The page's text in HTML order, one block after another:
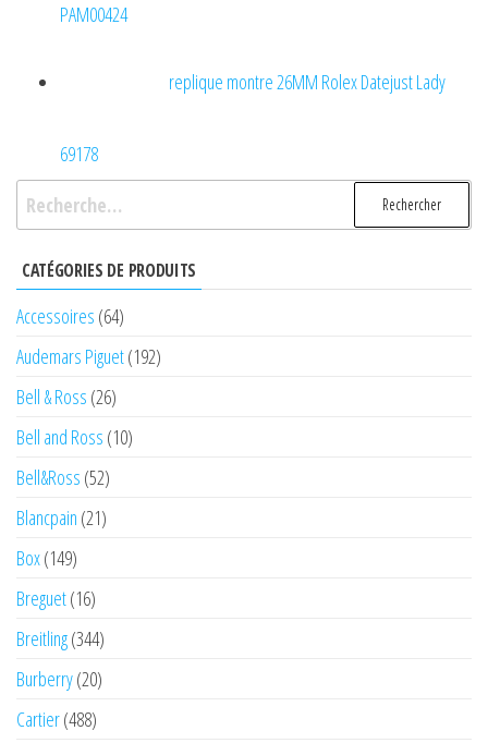
PAM00424
replique montre 26MM Rolex Datejust Lady
69178
Rechercher :
CATÉGORIES DE PRODUITS
Accessoires (64)
Audemars Piguet(192)
Bell & Ross (26)
Bell and Ross (10)
Bell&Ross (52)
Blancpain (21)
Box(149)
Breguet(16)
Breitling(344)
Burberry(20)
Cartier(488)